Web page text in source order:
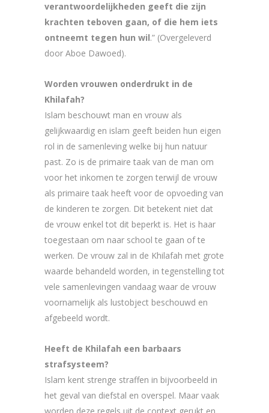
verantwoordelijkheden geeft die zijn
krachten teboven gaan, of die hem iets
ontneemt tegen hun wil.” (Overgeleverd
door Aboe Dawoed).
Worden vrouwen onderdrukt in de
Khilafah?
Islam beschouwt man en vrouw als
gelijkwaardig en islam geeft beiden hun eigen
rol in de samenleving welke bij hun natuur
past. Zo is de primaire taak van de man om
voor het inkomen te zorgen terwijl de vrouw
als primaire taak heeft voor de opvoeding van
de kinderen te zorgen. Dit betekent niet dat
de vrouw enkel tot dit beperkt is. Het is haar
toegestaan om naar school te gaan of te
werken. De vrouw zal in de Khilafah met grote
waarde behandeld worden, in tegenstelling tot
vele samenlevingen vandaag waar de vrouw
voornamelijk als lustobject beschouwd en
afgebeeld wordt.
Heeft de Khilafah een barbaars
strafsysteem?
Islam kent strenge straffen in bijvoorbeeld in
het geval van diefstal en overspel. Maar vaak